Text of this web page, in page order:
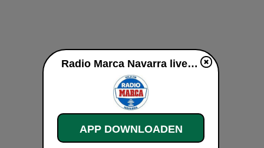
Radio Marca Navarra live luisteren
APP DOWNLOADEN